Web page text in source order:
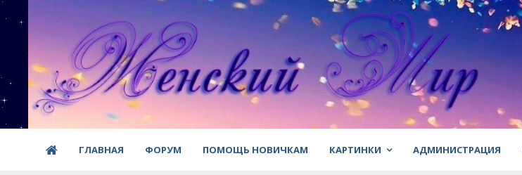
ГЛАВНАЯ ФОРУМ ПОМОЩЬ НОВИЧКАМ КАРТИНКИ АДМИНИСТРАЦИЯ